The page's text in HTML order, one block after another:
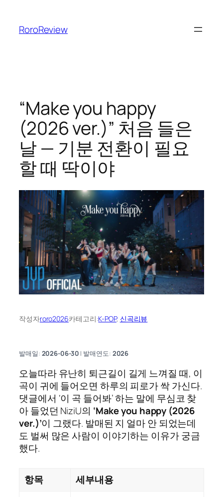
RoroReview
“Make you happy
(2026 ver.)” 처음 들은
날 — 기분 전환이 필요
할 때 딱이야
작성자roro2026카테고리:K-POP, 신곡리뷰
발매일: 2026-06-30 | 발매연도: 2026
오늘따라 유난히 퇴근길이 길게 느껴질 때, 이
곡이 귀에 들어오면 하루의 피로가 싹 가신다.
댓글에서 ‘이 곡 들어봐’ 하는 말에 무심코 찾
아 들었던 NiziU의 ‘Make you happy (2026
ver.)’이 그랬다. 발매된 지 얼마 안 되었는데
도 벌써 많은 사람이 이야기하는 이유가 궁금
했다.
항목
세부내용